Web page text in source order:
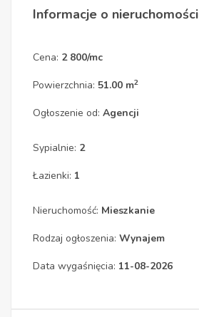
Informacje o nieruchomości
Cena: 2 800/mc
Powierzchnia: 51.00 m2
Ogłoszenie od: Agencji
Sypialnie: 2
Łazienki: 1
Nieruchomość: Mieszkanie
Rodzaj ogłoszenia: Wynajem
Data wygaśnięcia: 11-08-2026